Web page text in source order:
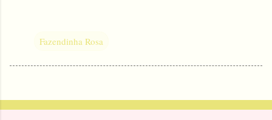
Fazendinha Rosa